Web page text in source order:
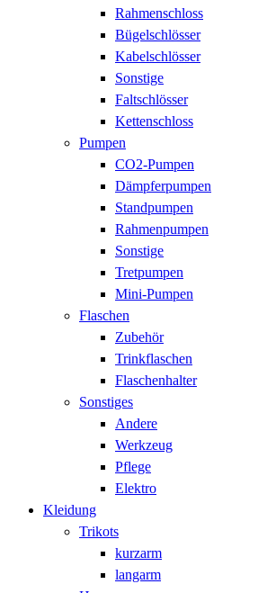
Rahmenschloss
Bügelschlösser
Kabelschlösser
Sonstige
Faltschlösser
Kettenschloss
Pumpen
CO2-Pumpen
Dämpferpumpen
Standpumpen
Rahmenpumpen
Sonstige
Tretpumpen
Mini-Pumpen
Flaschen
Zubehör
Trinkflaschen
Flaschenhalter
Sonstiges
Andere
Werkzeug
Pflege
Elektro
Kleidung
Trikots
kurzarm
langarm